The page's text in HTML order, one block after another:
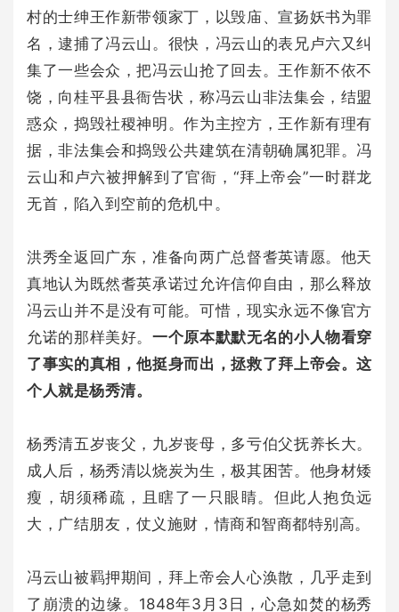
村的士绅王作新带领家丁，以毁庙、宣扬妖书为罪
名，逮捕了冯云山。很快，冯云山的表兄卢六又纠
集了一些会众，把冯云山抢了回去。王作新不依不
饶，向桂平县县衙告状，称冯云山非法集会，结盟
惑众，捣毁社稷神明。作为主控方，王作新有理有
据，非法集会和捣毁公共建筑在清朝确属犯罪。冯
云山和卢六被押解到了官衙，“拜上帝会”一时群龙
无首，陷入到空前的危机中。
洪秀全返回广东，准备向两广总督耆英请愿。他天
真地认为既然耆英承诺过允许信仰自由，那么释放
冯云山并不是没有可能。可惜，现实永远不像官方
允诺的那样美好。一个原本默默无名的小人物看穿
了事实的真相，他挺身而出，拯救了拜上帝会。这
个人就是杨秀清。
杨秀清五岁丧父，九岁丧母，多亏伯父抚养长大。
成人后，杨秀清以烧炭为生，极其困苦。他身材矮
瘦，胡须稀疏，且瞎了一只眼睛。但此人抱负远
大，广结朋友，仗义施财，情商和智商都特别高。
冯云山被羁押期间，拜上帝会人心涣散，几乎走到
了崩溃的边缘。1848年3月3日，心急如焚的杨秀